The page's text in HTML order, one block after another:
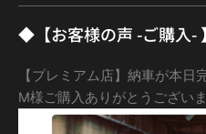
◆【お客様の声 -ご購入-
【プレミアム店】納車が本日
M様ご購入ありがとうござい